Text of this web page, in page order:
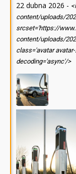
22 dubna 2026 -
content/uploads/
srcset='https://
content/uploads/
class='avatar
decoding='async'/>